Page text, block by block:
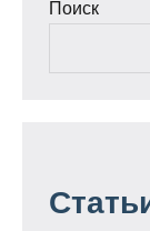
Поиск